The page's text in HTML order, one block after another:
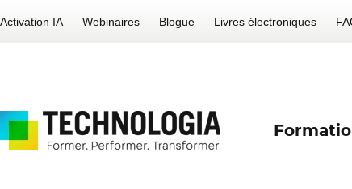
Activation IA Webinaires Blogue Livres électroniques